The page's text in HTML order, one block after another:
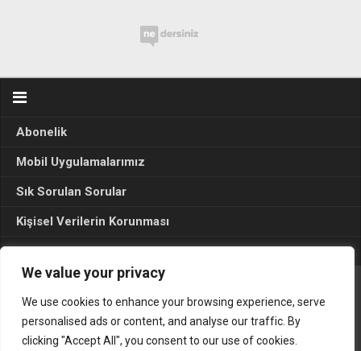
We value your privacy
We use cookies to enhance your browsing experience, serve
personalised ads or content, and analyse our traffic. By
clicking "Accept All", you consent to our use of cookies.
Abonelik
Mobil Uygulamalarımız
Sık Sorulan Sorular
Kişisel Verilerin Korunması
Seçim Sonuçları 2024
Gerçek Hayat © 2015. Her hakkı sakldır.